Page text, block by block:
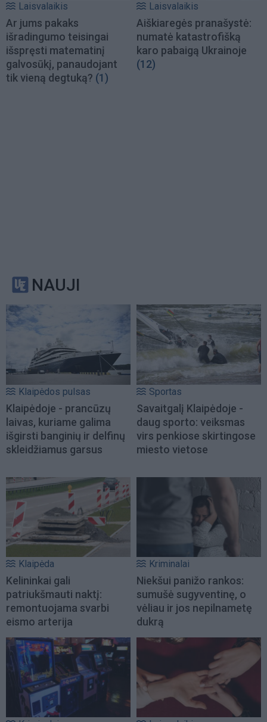
Laisvalaikis
Ar jums pakaks
išradingumo teisingai
išspręsti matematinį
galvosūkį, panaudojant
tik vieną degtuką? (1)
Laisvalaikis
Aiškiaregės pranašystė:
numatė katastrofišką
karo pabaigą Ukrainoje
(12)
NAUJI
Klaipėdos pulsas
Klaipėdoje - prancūzų
laivas, kuriame galima
išgirsti banginių ir delfinų
skleidžiamus garsus
Sportas
Savaitgalį Klaipėdoje -
daug sporto: veiksmas
virs penkiose skirtingose
miesto vietose
Klaipėda
Kelininkai gali
patriukšmauti naktį:
remontuojama svarbi
eismo arterija
Kriminalai
Niekšui panižo rankos:
sumušė sugyventinę, o
vėliau ir jos nepilnametę
dukrą